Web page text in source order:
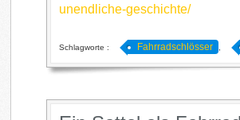
unendliche-geschichte/
Schlagworte : Fahrradschlösser